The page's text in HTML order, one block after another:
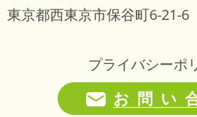
東京都西東京市保谷町6-21-6
プライバシーポ
お問い